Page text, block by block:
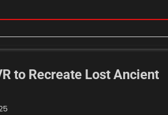
to Recreate Lost Ancient